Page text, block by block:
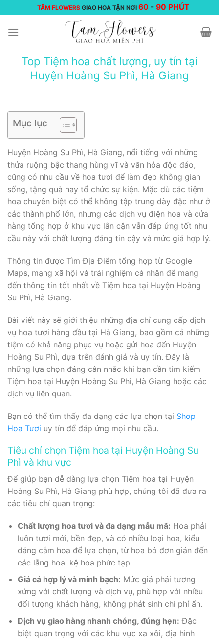
đến
nội
TÂM FLOWERS GIAO HOA TẬN NƠI 60 -90 PHÚT
Top Tiệm hoa chất lượng, uy tín tại
Huyện Hoàng Su Phì, Hà Giang
Mục lục
Huyện Hoàng Su Phì, Hà Giang, nổi tiếng với những
thửa ruộng bậc thang hùng vĩ và văn hóa độc đáo,
cũng có nhu cầu về hoa tươi để làm đẹp không gian
sống, tặng quà hay tổ chức sự kiện. Mặc dù các tiệm
hoa chuyên biệt có thể không tập trung dày đặc như ở
các thành phố lớn, nhưng các dịch vụ điện hoa và cửa
hàng tổng hợp ở khu vực lân cận vẫn đáp ứng tốt nhu
cầu này với chất lượng đáng tin cậy và mức giá hợp lý.
Thông tin được Tìm Địa Điểm tổng hợp từ Google
Maps, mạng xã hội và trải nghiệm cá nhân để mang
đến thông tin tốt nhất về Tiệm hoa tại Huyện Hoàng
Su Phì, Hà Giang.
Bài viết này sẽ giới thiệu những địa chỉ cung cấp dịch
vụ hoa tươi hàng đầu tại Hà Giang, bao gồm cả những
tiệm có khả năng phục vụ hoặc gửi hoa đến Huyện
Hoàng Su Phì, dựa trên đánh giá và uy tín. Đây là
những lựa chọn đáng cân nhắc khi bạn cần tìm kiếm
Tiệm hoa tại Huyện Hoàng Su Phì, Hà Giang hoặc các
dịch vụ liên quan.
Bạn có thể tìm thấy đa dạng các lựa chọn tại Shop
Hoa Tươi uy tín để đáp ứng mọi nhu cầu.
Tiêu chí chọn Tiệm hoa tại Huyện Hoàng Su
Phì và khu vực
Để giúp bạn dễ dàng lựa chọn Tiệm hoa tại Huyện
Hoàng Su Phì, Hà Giang phù hợp, chúng tôi đã đưa ra
các tiêu chí quan trọng:
Chất lượng hoa tươi và đa dạng mẫu mã: Hoa phải
luôn tươi mới, bền đẹp, và có nhiều loại hoa, kiểu
dáng cắm hoa để lựa chọn, từ hoa bó đơn giản đến
các lẵng hoa, kệ hoa phức tạp.
Giá cả hợp lý và minh bạch: Mức giá phải tương
xứng với chất lượng và dịch vụ, phù hợp với nhiều
đối tượng khách hàng, không phát sinh chi phí ẩn.
Dịch vụ giao hàng nhanh chóng, đúng hẹn: Đặc
biệt quan trọng với các khu vực xa xôi, địa hình